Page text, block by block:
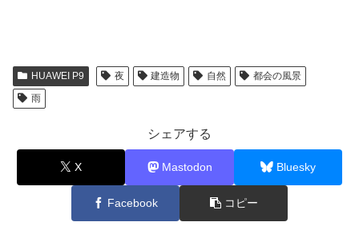
HUAWEI P9 夜 建造物 自然
都会の風景
雨
シェアする
X Mastodon Bluesky
Facebook コピー